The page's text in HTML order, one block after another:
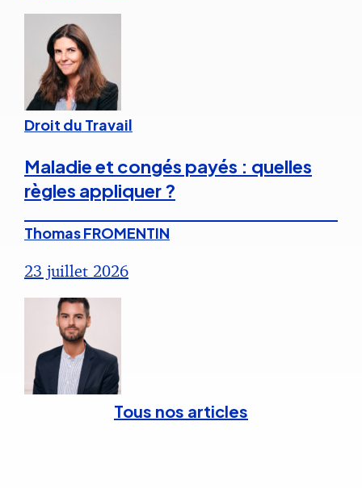
Droit du Travail
Maladie et congés payés : quelles
règles appliquer ?
Thomas FROMENTIN
23 juillet 2026
Tous nos articles